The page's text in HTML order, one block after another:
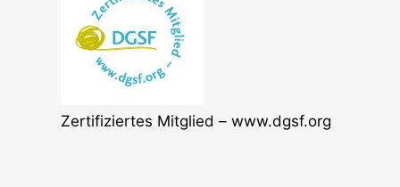
Zertifiziertes Mitglied – www.dgsf.org